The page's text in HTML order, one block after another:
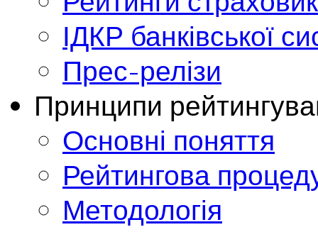
ІДКР банківської
Прес-релізи
Принципи
Основні поняття
Рейтингова
Методологія